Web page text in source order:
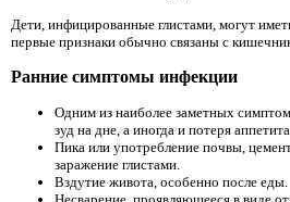
Дети, инфицированные глистами, могут
первые признаки обычно связаны с
Ранние симптомы инфекции
Одним из наиболее заметных
зуд на дне, а иногда и потеря
Пика или употребление почвы,
заражение глистами.
Вздутие живота, особенно после еды.